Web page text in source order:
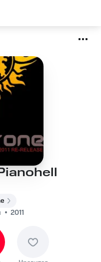
2011